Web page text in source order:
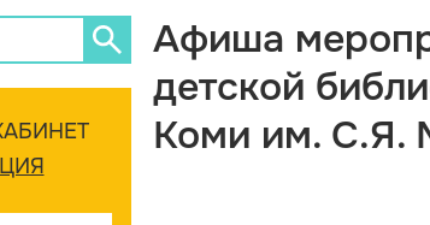
Афиша
детской
Коми им. С.Я.